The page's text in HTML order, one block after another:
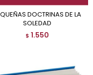
SOLEDAD
$ 1.550